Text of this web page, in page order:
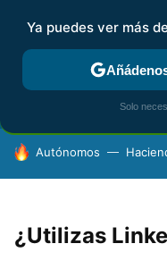
FISCALIDAD Y
HOY SE HABLA DE
Autónomos
¿Utilizas
Ya puedes ver más
Solo